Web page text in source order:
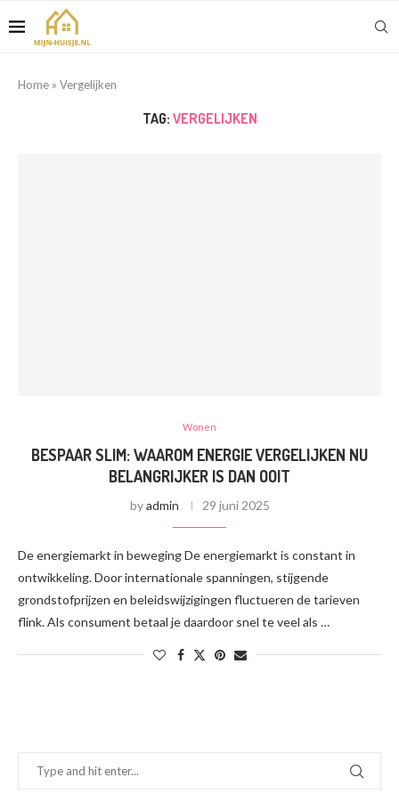
Home » Vergelijken
TAG: VERGELIJKEN
Wonen
BESPAAR SLIM: WAAROM ENERGIE VERGELIJKEN NU
BELANGRIJKER IS DAN OOIT
byadmin 29 juni 2025
De energiemarkt in beweging De energiemarkt is constant in
ontwikkeling. Door internationale spanningen, stijgende
grondstofprijzen en beleidswijzigingen fluctueren de tarieven
flink. Als consument betaal je daardoor snel te veel als …